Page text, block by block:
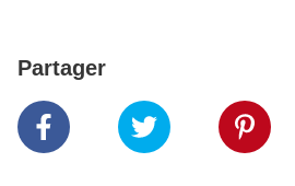
Partager